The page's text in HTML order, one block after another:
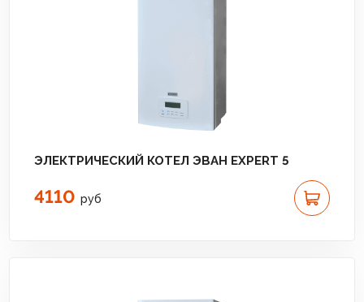
ЭЛЕКТРИЧЕСКИЙ КОТЕЛ ЭВАН EXPERT 5
4110 руб